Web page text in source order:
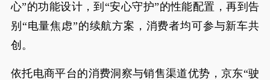
心”的功能设计，到“安心守护”的性能配置，再到告
别“电量焦虑”的续航方案，消费者均可参与新车共
创。
依托电商平台的消费洞察与销售渠道优势，京东“驶